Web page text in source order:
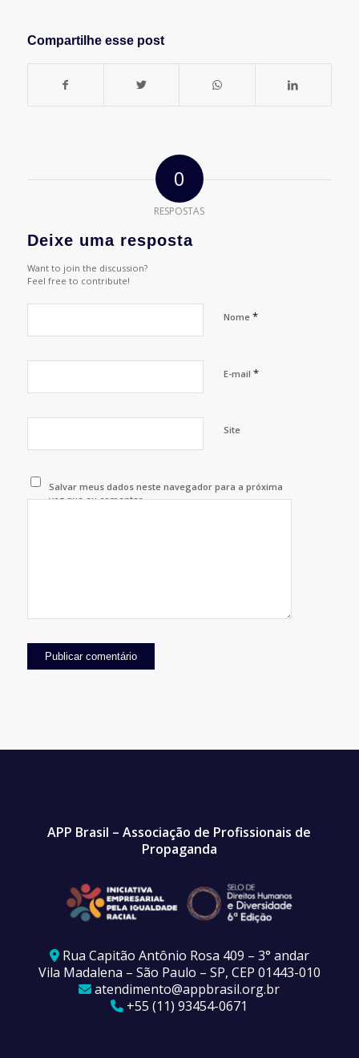
Compartilhe esse post
0
RESPOSTAS
Deixe uma resposta
Want to join the discussion?
Feel free to contribute!
Nome *
E-mail *
Site
Salvar meus dados neste navegador para a próxima
vez que eu comentar.
APP Brasil – Associação de Profissionais de
Propaganda
Rua Capitão Antônio Rosa 409 – 3° andar
Vila Madalena – São Paulo – SP, CEP 01443-010
atendimento@appbrasil.org.br
+55 (11) 93454-0671